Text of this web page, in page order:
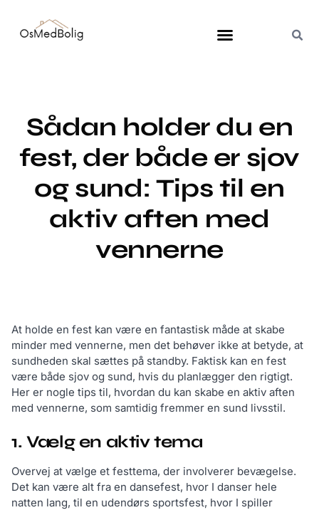
Sådan holder du en
fest, der både er sjov
og sund: Tips til en
aktiv aften med
vennerne
At holde en fest kan være en fantastisk måde at skabe
minder med vennerne, men det behøver ikke at betyde, at
sundheden skal sættes på standby. Faktisk kan en fest
være både sjov og sund, hvis du planlægger den rigtigt.
Her er nogle tips til, hvordan du kan skabe en aktiv aften
med vennerne, som samtidig fremmer en sund livsstil.
1. Vælg en aktiv tema
Overvej at vælge et festtema, der involverer bevægelse.
Det kan være alt fra en dansefest, hvor I danser hele
natten lang, til en udendørs sportsfest, hvor I spiller